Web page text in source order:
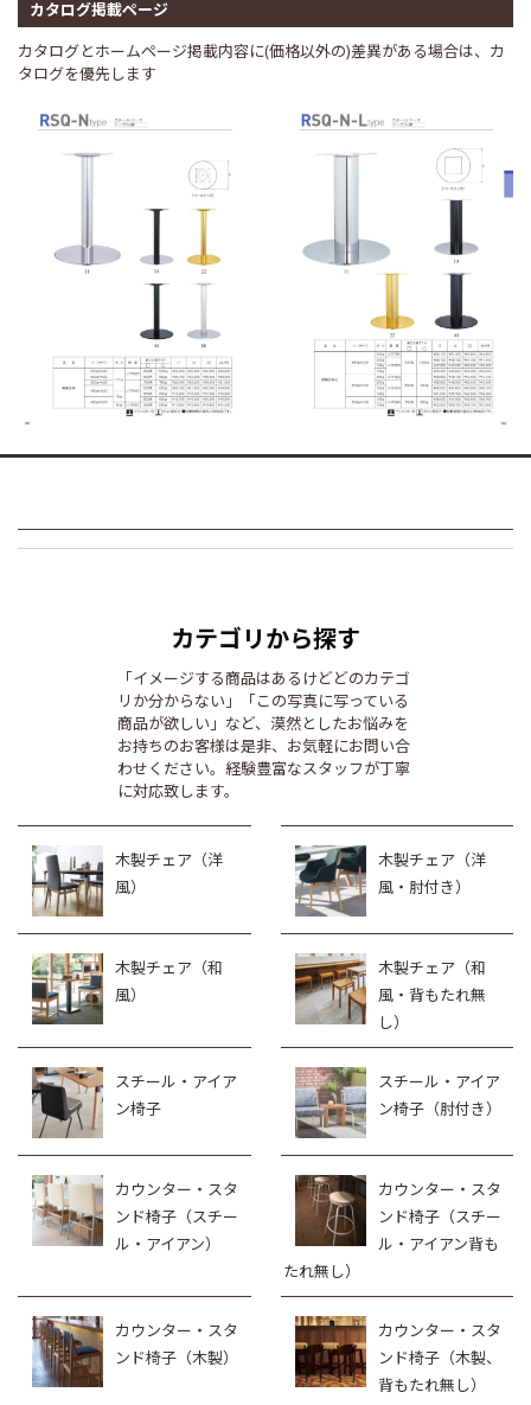
カタログ掲載ページ
カタログとホームページ掲載内容に(価格以外の)差異がある場合は、カ
タログを優先します
カテゴリから探す
「イメージする商品はあるけどどのカテゴ
リか分からない」「この写真に写っている
商品が欲しい」など、漠然としたお悩みを
お持ちのお客様は是非、お気軽にお問い合
わせください。経験豊富なスタッフが丁寧
に対応致します。
木製チェア（洋
風）
木製チェア（洋
風・肘付き）
木製チェア（和
風）
木製チェア（和
風・背もたれ無
し）
スチール・アイア
ン椅子
スチール・アイア
ン椅子（肘付き）
カウンター・スタ
ンド椅子（スチー
ル・アイアン）
カウンター・スタ
ンド椅子（スチー
ル・アイアン背も
たれ無し）
カウンター・スタ
ンド椅子（木製）
カウンター・スタ
ンド椅子（木製、
背もたれ無し）